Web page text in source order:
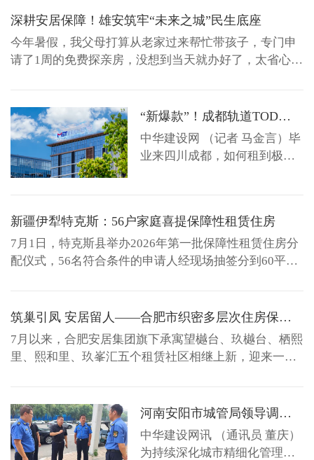
应处置等三项重点工作进行再部署、再推进。局党组书
记、局长主持会议并讲话，局领导班子成员、机关各科
室及局属各单...
深耕安居保障！雄安筑牢“未来之城”民生底座
今年暑假，我父母打算从老家过来帮忙带孩子，专门申
请了1周的免费探亲房，没想到当天就办好了，太省心
房的主要运营方，河北雄安保障房安居工程有限公司
（雄安安居）全面落实其工作部署，依托此前探索形成
的整体承接、精...
“新爆款”！成都轨道TOD保租房越来越“懂”年轻人了
中华建设网 （记者 马金言）毕
业来四川成都，如何租到极具
动，为毕业生提供从房源查
询、政策解读到线上签约、线
下看房的一站式安居服务。轨
务，从项目登记提示到户型偏
好预选全程跟进，...
新疆伊犁特克斯：56户家庭喜提保障性租赁住房
7月1日，特克斯县举办2026年第一批保障性租赁住房分
配仪式，56名符合条件的申请人经现场抽签分到60平方
无房务工人员、引进人才、退役军人、援疆干部人才等
群体。本次分配的房源配套完善，入户电梯、智能门
锁、厨卫家电...
筑巢引凤 安居留人——合肥市织密多层次住房保障网托举新市民“安居梦”
7月以来，合肥安居集团旗下承寓望樾台、玖樾台、栖熙
里、熙和里、玖峯汇五个租赁社区相继上新，迎来一拨
套用房可提供1026套保障性租赁住房，可以满足新市民
和新就业群体多层次的住房需求。 7月9日，记者从合肥
市住房保障...
河南安阳市城管局领导调研装修垃圾转运点规范化建设管理工作
中华建设网讯 （通讯员 董庆）
为持续深化城市精细化管理，